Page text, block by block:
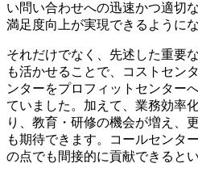
い問い合わせへの迅速かつ適切
満足度向上が実現できるようにな
それだけでなく、先述した重要
も活かせることで、コストセン
ンターをプロフィットセンター
ていました。加えて、業務効率
り、教育・研修の機会が増え、
も期待できます。コールセンタ
の点でも間接的に貢献できると